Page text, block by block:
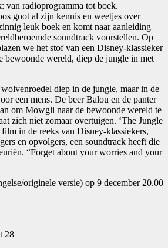
van radioprogramma tot boek.
goot al zijn kennis en weetjes over
leuk boek en komt naar aanleiding
soundtrack voorstellen. Op
we het stof van een Disney-klassieker
bewoonde wereld, diep de jungle in met
diep in de jungle, maar in de
een mens. De beer Balou en de panter
om Mowgli naar de bewoonde wereld te
zich niet zomaar overtuigen. ‘The Jungle
in de reeks van Disney-klassiekers,
en opvolgers, een soundtrack heeft die
“Forget about your worries and your
originele versie) op 9 december 20.00
28